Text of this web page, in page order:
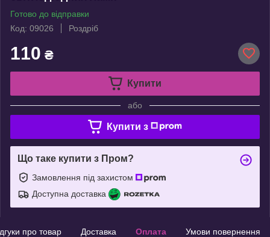
Готово до відправки
Код: 09026
Роздріб
110 ₴
Купити
або
Купити з
Що таке купити з Пром?
Замовлення під захистом
Доступна доставка
про товар Доставка Оплата Умови повернення